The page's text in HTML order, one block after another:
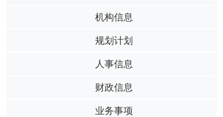
机构信息
规划计划
人事信息
财政信息
业务事项